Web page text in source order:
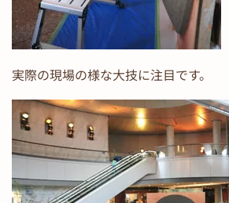
実際の現場の様な大技に注目です。